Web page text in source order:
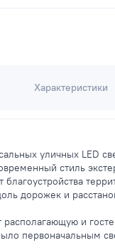
Характеристики
уличных LED
стиль
дорожек и
и
первоначальным